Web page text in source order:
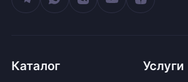
Каталог Услуги